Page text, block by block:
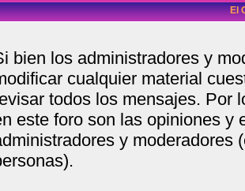
El
bien los administradores y
cualquier material
todos los mensajes. Por
este foro son las opiniones y
y moderadores